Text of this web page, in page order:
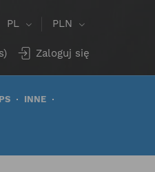
PL PLN
Zaloguj się
INNE